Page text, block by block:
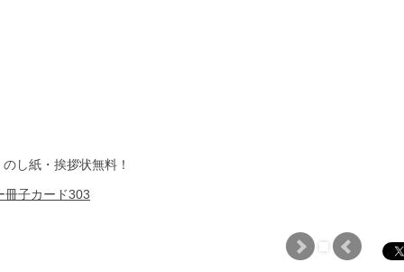
し紙・挨拶状無料！
冊子カード303